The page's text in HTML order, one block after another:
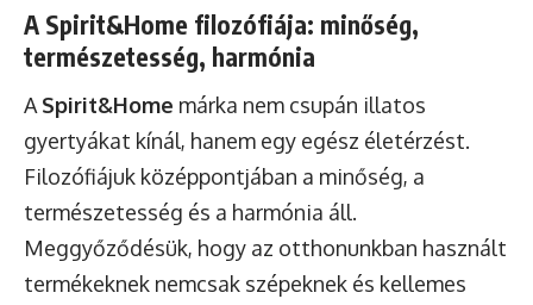
A Spirit&Home filozófiája: minőség,
természetesség, harmónia
A Spirit&Home márka nem csupán illatos
gyertyákat kínál, hanem egy egész életérzést.
Filozófiájuk középpontjában a minőség, a
természetesség és a harmónia áll.
Meggyőződésük, hogy az otthonunkban használt
termékeknek nemcsak szépeknek és kellemes